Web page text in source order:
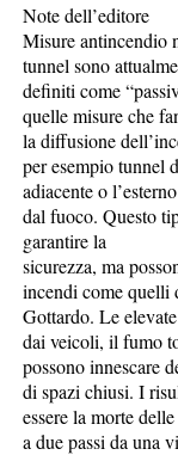
Note dell’editore
Misure antincendio
tunnel sono
definiti come
quelle misure che
la diffusione
per esempio tunnel
adiacente o
dal fuoco. Questo
garantire la
sicurezza, ma
incendi come quelli
Gottardo. Le
dai veicoli, il fumo
possono innescare
di spazi chiusi. I
essere la morte
a due passi da una